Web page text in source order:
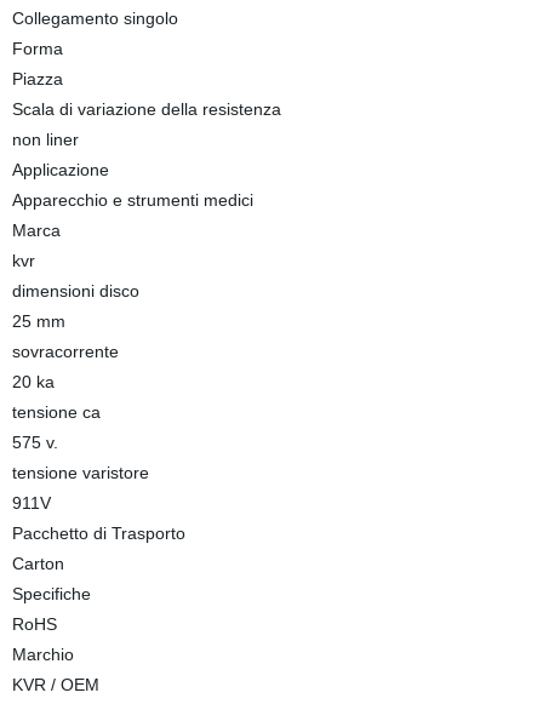
Collegamento singolo
Forma
Piazza
Scala di variazione della resistenza
non liner
Applicazione
Apparecchio e strumenti medici
Marca
kvr
dimensioni disco
25 mm
sovracorrente
20 ka
tensione ca
575 v.
tensione varistore
911V
Pacchetto di Trasporto
Carton
Specifiche
RoHS
Marchio
KVR / OEM